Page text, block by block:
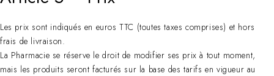
Les prix sont indiqués en euros TTC (toutes taxes comprises) et hors
frais de livraison.
La Pharmacie se réserve le droit de modifier ses prix à tout moment,
mais les produits seront facturés sur la base des tarifs en vigueur au